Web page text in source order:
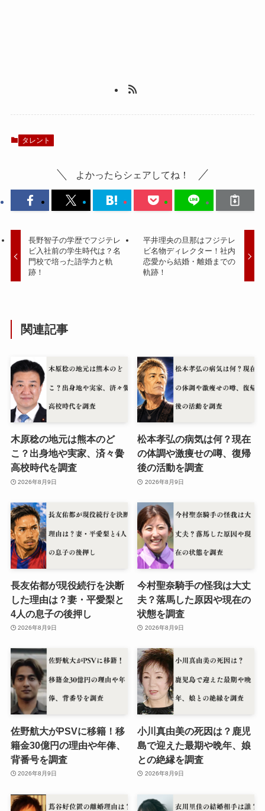
タレント
よかったらシェアしてね！
長野智子の学歴でフジテレ
ビ入社前の学生時代は？名
門校で培った語学力と軌
跡！
平井理央の旦那はフジテレ
ビ名物ディレクター！社内
恋愛から結婚・離婚までの
軌跡！
関連記事
木原稔の地元は熊本のど
こ？出身地や実家、済々黌
高校時代を調査
2026年8月9日
松本孝弘の病気は何？現在
の体調や激痩せの噂、復帰
後の活動を調査
2026年8月9日
長友佑都が現役続行を決断
した理由は？妻・平愛梨と
4人の息子の後押し
2026年8月9日
今村聖奈騎手の怪我は大丈
夫？落馬した原因や現在の
状態を調査
2026年8月9日
佐野航大がPSVに移籍！移
籍金30億円の理由や年俸、
背番号を調査
2026年8月9日
小川真由美の死因は？鹿児
島で迎えた最期や晩年、娘
との絶縁を調査
2026年8月9日